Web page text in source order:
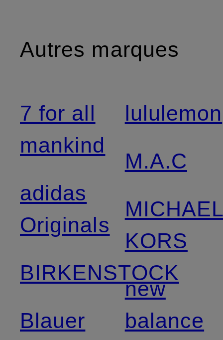
Autres marques
7 for all
mankind
adidas
Originals
BIRKENSTOCK
Blauer
lululemon
M.A.C
KORS
new
balance